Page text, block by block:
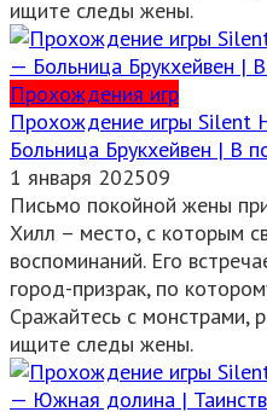
ищите следы жены.
Прохождения игр
Прохождение игры Silent
Больница Брукхейвен | В
1 января 202509
Письмо покойной жены
Хилл – место, с которым
воспоминаний. Его
город-призрак, по
Сражайтесь с монстрами,
ищите следы жены.